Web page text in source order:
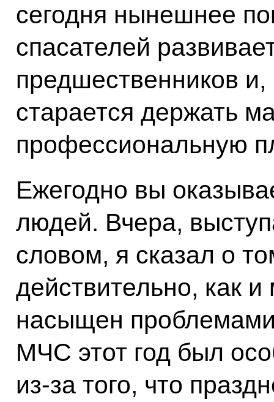
сегодня нынешнее
спасателей
предшественников
старается держать
профессиональную
Ежегодно вы
людей. Вчера,
словом, я сказал о
действительно, как
насыщен
МЧС этот год был
из‑за того, что